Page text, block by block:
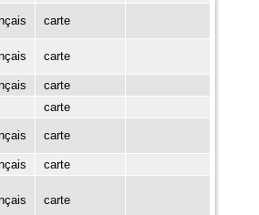
carte
carte
carte
carte
carte
carte
carte